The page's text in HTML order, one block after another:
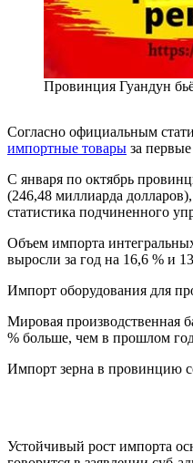
Провинция Гуандун
Согласно официальным
импортные товары за
С января по октябрь
(246,48 миллиарда
статистика подчиненного
Объем импорта
выросли за год на 16,6 % и
Импорт оборудования для
Мировая производственная
% больше, чем в прошлом
Импорт зерна в провинцию
Устойчивый рост импорта